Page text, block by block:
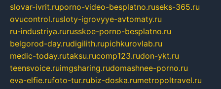
slovar-ivrit.ruporno-video-besplatno.ruseks-365.ru
ovucontrol.rusloty-igrovyye-avtomaty.ru
ru-industriya.rurusskoe-porno-besplatno.ru
belgorod-day.rudigilith.rupichkurovlab.ru
medic-today.rutaksu.rucomp123.rudon-ykt.ru
teensvoice.ruimgsharing.rudomashnee-porno.ru
eva-elfie.rufoto-tur.rubiz-doska.rumetropoltravel.ru